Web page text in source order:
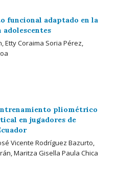
funcional adaptado en la
adolescentes
Etty Coraima Soria Pérez,
pliométrico
en jugadores de
Vicente Rodríguez Bazurto,
Maritza Gisella Paula Chica